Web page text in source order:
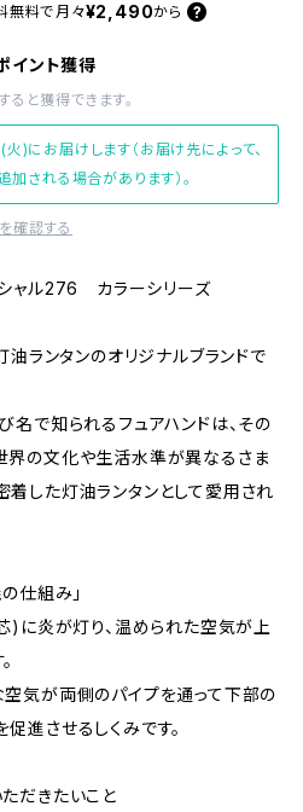
無料で 月々¥2,490から
イント獲得
ると獲得できます。
)にお届けします（お届け先によって、
される場合があります）。
確認する
ャル276 カラーシリーズ
ランタンのオリジナルブランドで
名で知られるフュアハンドは、その
界の文化や生活水準が異なるさま
した灯油ランタンとして愛用され
仕組み」
)に炎が灯り、温められた空気が上
気が両側のパイプを通って下部の
進させるしくみです。
だきたいこと